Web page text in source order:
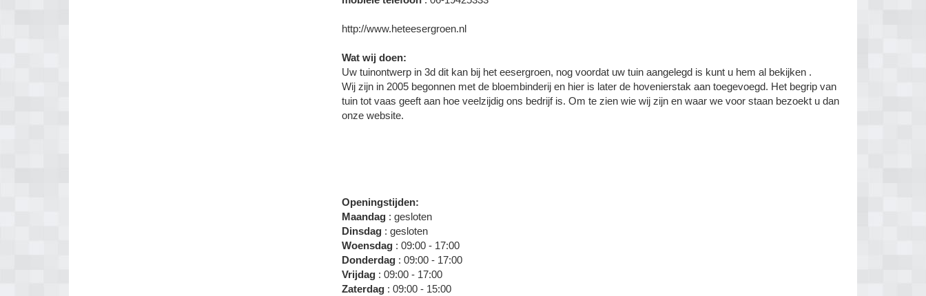
http://www.heteesergroen.nl
Wat wij doen:
Uw tuinontwerp in 3d dit kan bij het eesergroen, nog voordat uw tuin aangelegd is kunt u hem al bekijken .
Wij zijn in 2005 begonnen met de bloembinderij en hier is later de hovenierstak aan toegevoegd. Het begrip van
tuin tot vaas geeft aan hoe veelzijdig ons bedrijf is. Om te zien wie wij zijn en waar we voor staan bezoekt u dan
onze website.
Openingstijden:
Maandag : gesloten
Dinsdag : gesloten
Woensdag : 09:00 - 17:00
Donderdag : 09:00 - 17:00
Vrijdag : 09:00 - 17:00
Zaterdag : 09:00 - 15:00